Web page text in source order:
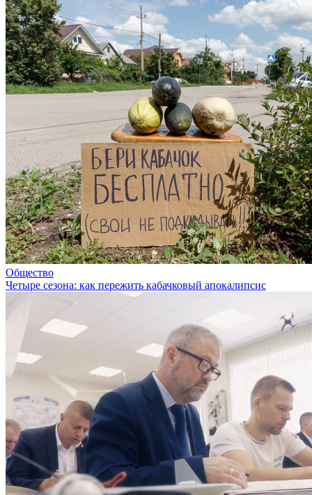
Общество
Четыре сезона: как пережить кабачковый апокалипсис